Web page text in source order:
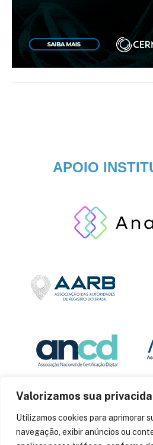
Valorizamos sua
Utilizamos cookies para aprimorar
navegação, exibir anúncios ou
APOIO